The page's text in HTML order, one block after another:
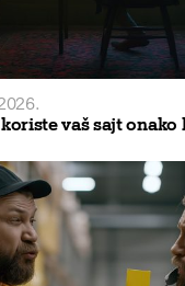
vaš sajt onako